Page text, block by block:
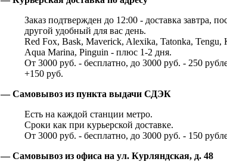
Заказ подтвержден до 12:00 - доставка завтра,
другой удобный для вас день.
Red Fox, Bask, Maverick, Alexika, Tatonka,
Aqua Marina, Pinguin - плюс 1-2 дня.
От 3000 руб. - бесплатно, до 3000 руб. - 250
+150 руб.
— Самовывоз из пункта выдачи СДЭК
Есть на каждой станции метро.
Сроки как при курьерской доставке.
От 3000 руб. - бесплатно, до 3000 руб. - 150
— Самовывоз из офиса на ул. Курляндская, д. 48